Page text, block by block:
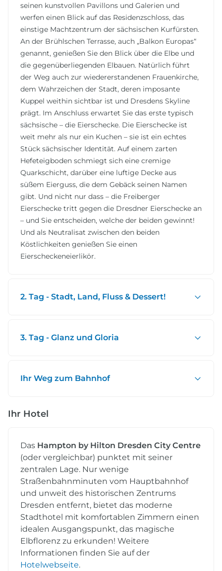
seinen kunstvollen Pavillons und Galerien und
werfen einen Blick auf das Residenzschloss, das
einstige Machtzentrum der sächsischen Kurfürsten.
An der Brühlschen Terrasse, auch „Balkon Europas“
genannt, genießen Sie den Blick über die Elbe und
die gegenüberliegenden Elbauen. Natürlich führt
der Weg auch zur wiedererstandenen Frauenkirche,
dem Wahrzeichen der Stadt, deren imposante
Kuppel weithin sichtbar ist und Dresdens Skyline
prägt. Im Anschluss erwartet Sie das erste typisch
sächsische – die Eierschecke. Die Eierschecke ist
weit mehr als nur ein Kuchen – sie ist ein echtes
Stück sächsischer Identität. Auf einem zarten
Hefeteigboden schmiegt sich eine cremige
Quarkschicht, darüber eine luftige Decke aus
süßem Eierguss, die dem Gebäck seinen Namen
gibt. Und nicht nur dass – die Freiberger
Eierschecke tritt gegen die Dresdner Eierschecke an
– und Sie entscheiden, welche der beiden gewinnt!
Und als Neutralisat zwischen den beiden
Köstlichkeiten genießen Sie einen
Eierscheckeneierlikör.
2. Tag - Stadt, Land, Fluss & Dessert!
3. Tag - Glanz und Gloria
Ihr Weg zum Bahnhof
Ihr Hotel
Das Hampton by Hilton Dresden City Centre
(oder vergleichbar) punktet mit seiner
zentralen Lage. Nur wenige
Straßenbahnminuten vom Hauptbahnhof
und unweit des historischen Zentrums
Dresden entfernt, bietet das moderne
Stadthotel mit komfortablen Zimmern einen
idealen Ausgangspunkt, das magische
Elbflorenz zu erkunden! Weitere
Informationen finden Sie auf der
Hotelwebseite.